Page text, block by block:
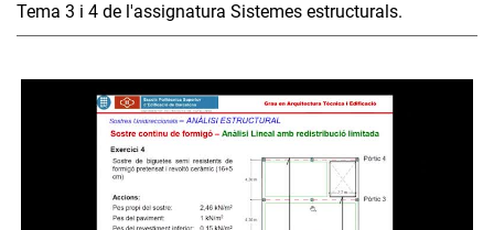
Tema 3 i 4 de l'assignatura Sistemes estructurals.